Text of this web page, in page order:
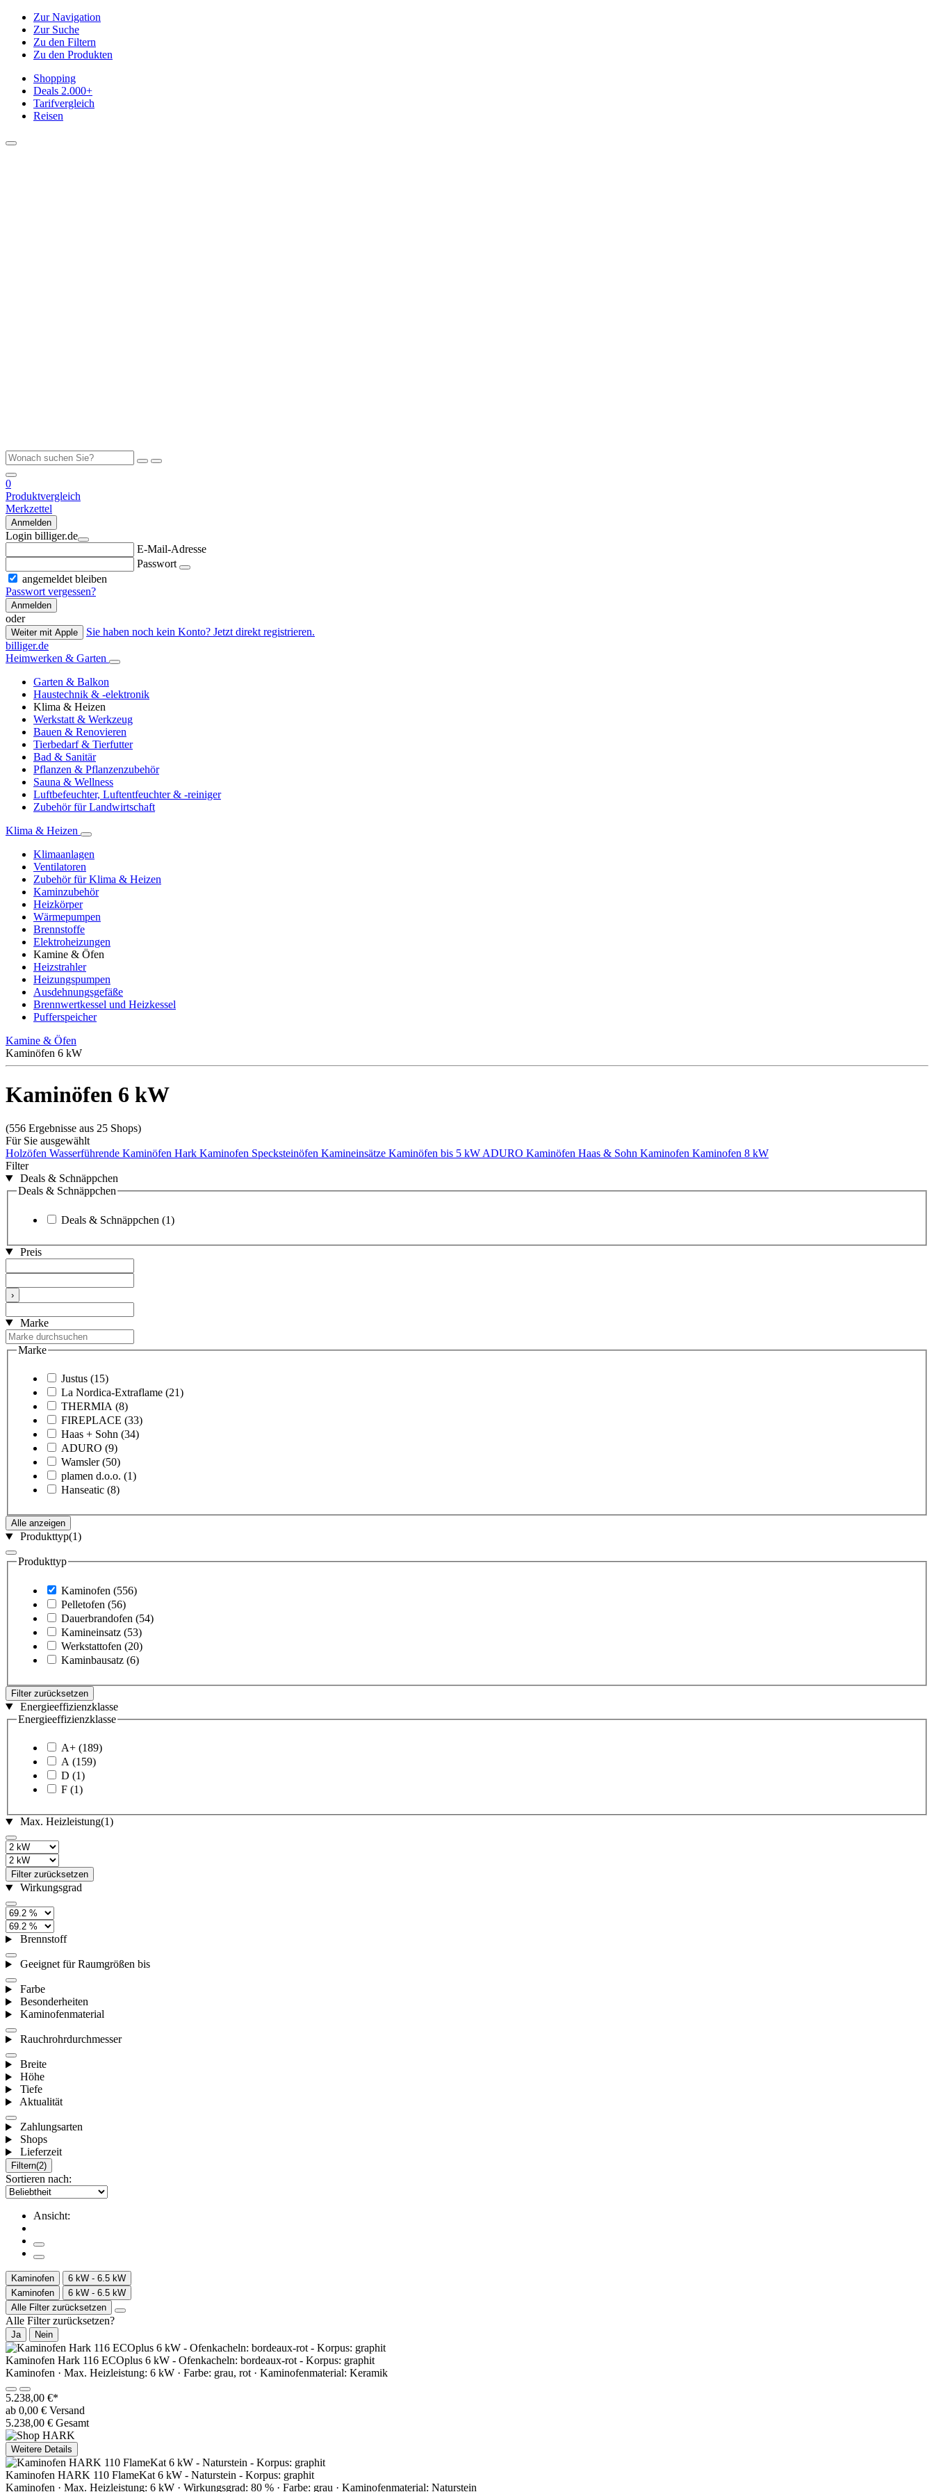
Zur Navigation
Zur Suche
Zu den Filtern
Zu den Produkten
Shopping
Deals 2.000+
Tarifvergleich
Reisen
0
Produktvergleich
Merkzettel
Anmelden
Login billiger.de
E-Mail-Adresse
Passwort
angemeldet bleiben
Passwort vergessen?
Anmelden
oder
Weiter mit Apple
Sie haben noch kein Konto? Jetzt direkt registrieren.
billiger.de
Heimwerken & Garten
Garten & Balkon
Haustechnik & -elektronik
Klima & Heizen
Werkstatt & Werkzeug
Bauen & Renovieren
Tierbedarf & Tierfutter
Bad & Sanitär
Pflanzen & Pflanzenzubehör
Sauna & Wellness
Luftbefeuchter, Luftentfeuchter & -reiniger
Zubehör für Landwirtschaft
Klima & Heizen
Klimaanlagen
Ventilatoren
Zubehör für Klima & Heizen
Kaminzubehör
Heizkörper
Wärmepumpen
Brennstoffe
Elektroheizungen
Kamine & Öfen
Heizstrahler
Heizungspumpen
Ausdehnungsgefäße
Brennwertkessel und Heizkessel
Pufferspeicher
Kamine & Öfen
Kaminöfen 6 kW
Kaminöfen 6 kW
(556 Ergebnisse aus 25 Shops)
Für Sie ausgewählt
Holzöfen Wasserführende Kaminöfen Hark Kaminofen Specksteinöfen Kamineinsätze Kaminöfen bis 5 kW ADURO Kaminöfen Haas & Sohn Kaminofen Kaminofen 8 kW
Filter
Deals & Schnäppchen
Deals & Schnäppchen
Deals & Schnäppchen (1)
Preis
›
Marke
Marke
Justus (15)
La Nordica-Extraflame (21)
THERMIA (8)
FIREPLACE (33)
Haas + Sohn (34)
ADURO (9)
Wamsler (50)
plamen d.o.o. (1)
Hanseatic (8)
Alle anzeigen
Produkttyp(1)
Produkttyp
Kaminofen (556)
Pelletofen (56)
Dauerbrandofen (54)
Kamineinsatz (53)
Werkstattofen (20)
Kaminbausatz (6)
Filter zurücksetzen
Energieeffizienzklasse
Energieeffizienzklasse
A+ (189)
A (159)
D (1)
F (1)
Max. Heizleistung(1)
Filter zurücksetzen
Wirkungsgrad
Brennstoff
Geeignet für Raumgrößen bis
Farbe
Besonderheiten
Kaminofenmaterial
Rauchrohrdurchmesser
Breite
Höhe
Tiefe
Aktualität
Zahlungsarten
Shops
Lieferzeit
Filtern(2)
Sortieren nach:
Ansicht:
Kaminofen
6 kW - 6.5 kW
Kaminofen
6 kW - 6.5 kW
Alle Filter zurücksetzen
Alle Filter zurücksetzen?
Ja Nein
Kaminofen Hark 116 ECOplus 6 kW - Ofenkacheln: bordeaux-rot - Korpus: graphit
Kaminofen · Max. Heizleistung: 6 kW · Farbe: grau, rot · Kaminofenmaterial: Keramik
5.238,00 €*
ab 0,00 € Versand
5.238,00 € Gesamt
Weitere Details
Kaminofen HARK 110 FlameKat 6 kW - Naturstein - Korpus: graphit
Kaminofen · Max. Heizleistung: 6 kW · Wirkungsgrad: 80 % · Farbe: grau · Kaminofenmaterial: Naturstein